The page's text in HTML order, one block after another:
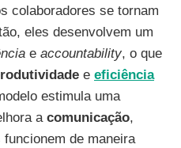
colaboradores se tornam
eles desenvolvem um
e accountability, o que
e eficiência
estimula uma
a comunicação,
de maneira